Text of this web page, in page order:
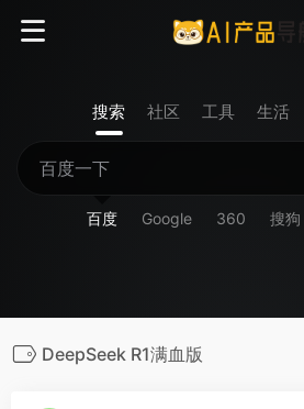
搜索 社区 工具 生活
百度 Google 360 搜狗
DeepSeek R1满血版